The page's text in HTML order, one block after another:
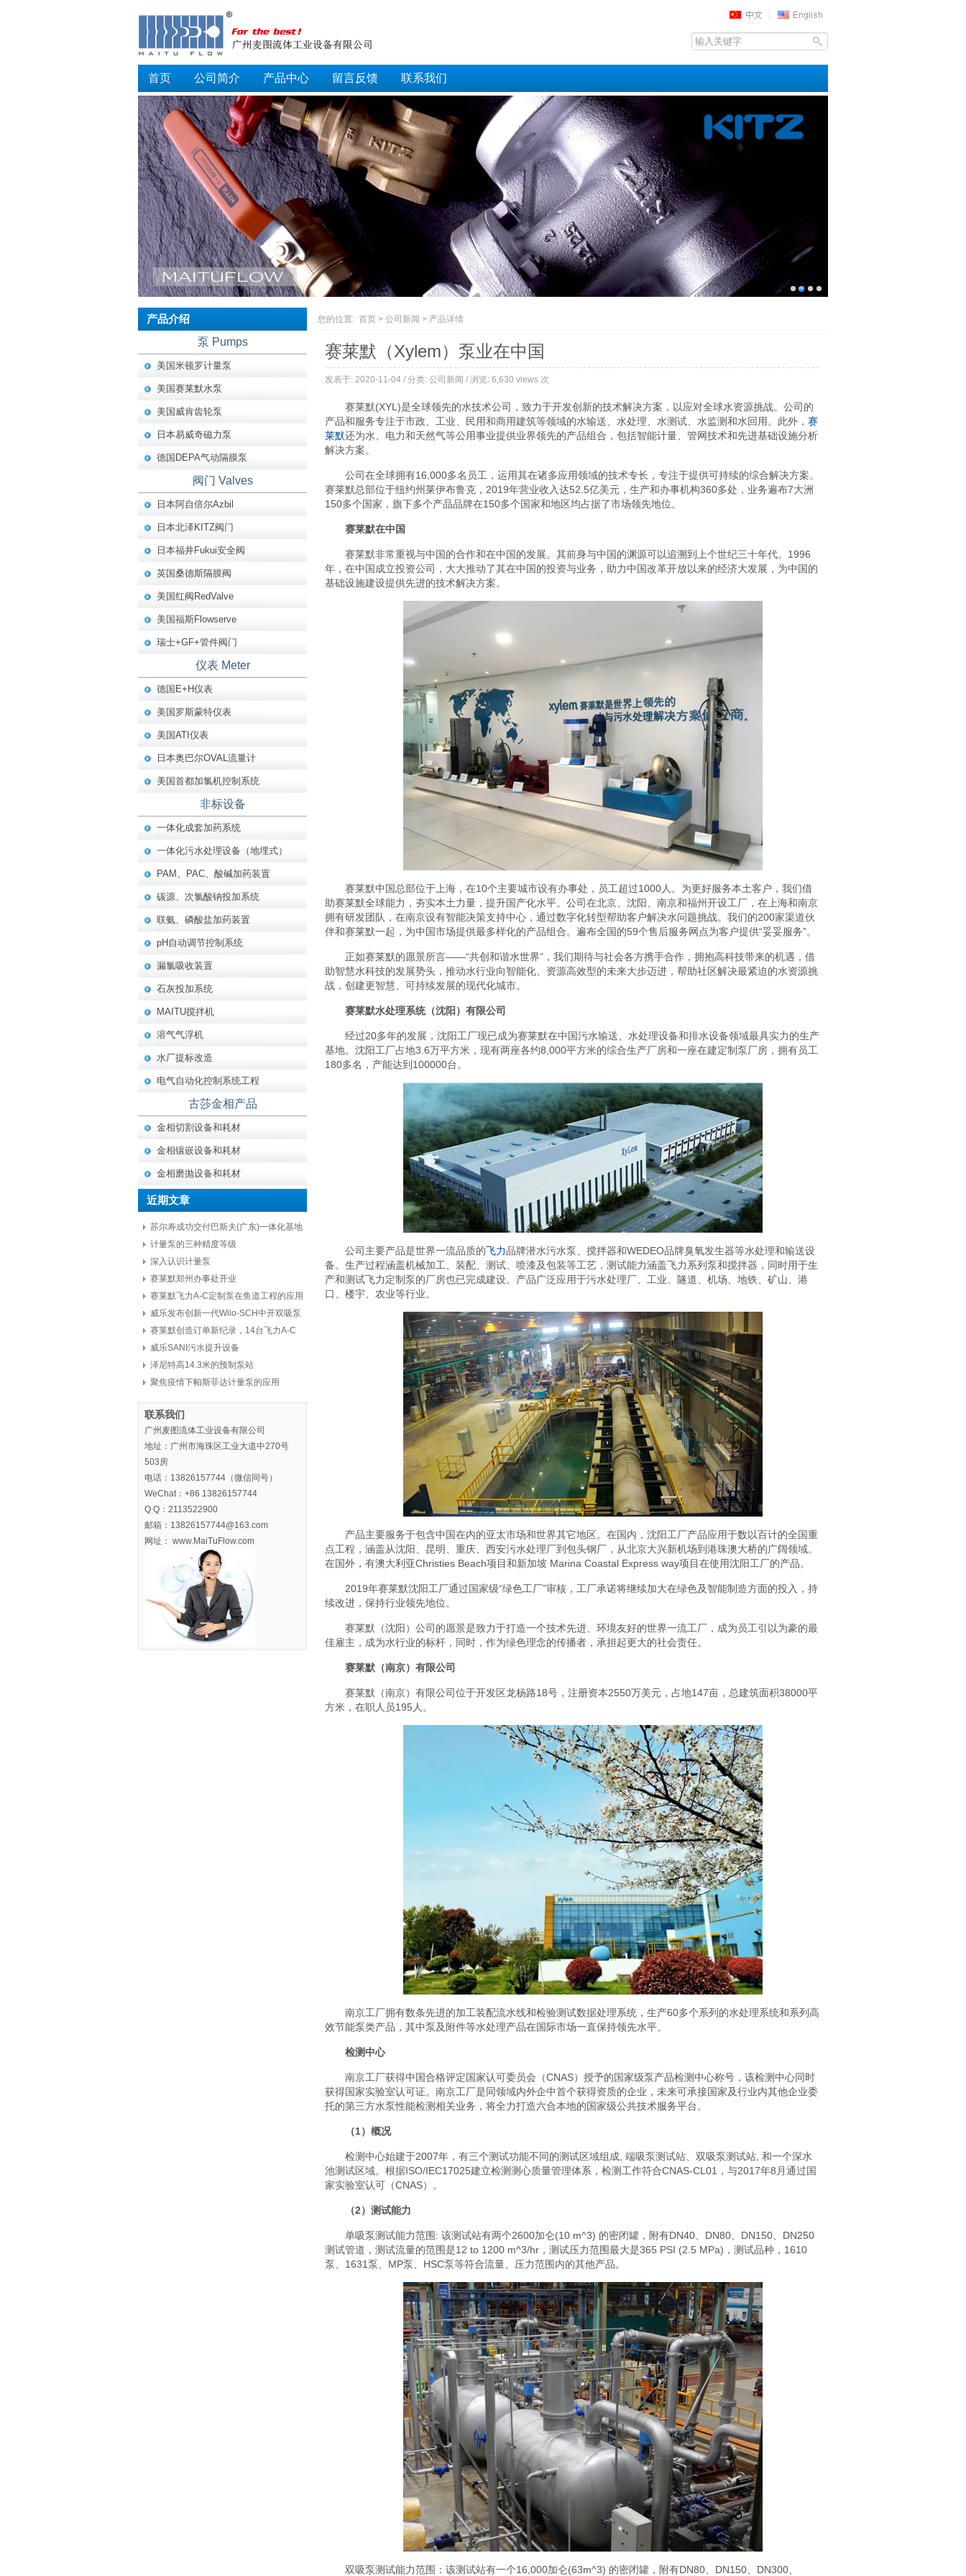
首页 公司简介 产品中心 留言反馈 联系我们
您的位置: 首页 > 公司新闻 > 产品详情
赛莱默（Xylem）泵业在中国
发表于: 2020-11-04 / 分类: 公司新闻 / 浏览: 6,630 views 次
赛莱默(XYL)是全球领先的水技术公司，致力于开发创新的技术解决方案，以应对全球水资源挑战。公司的
产品和服务专注于市政、工业、民用和商用建筑等领域的水输送、水处理、水测试、水监测和水回用。此外， 赛
莱默还为水、电力和天然气等公用事业提供业界领先的产品组合，包括智能计量、管网技术和先进基础设施分析
解决方案。
公司在全球拥有16,000多名员工，运用其在诸多应用领域的技术专长，专注于提供可持续的综合解决方案。
赛莱默总部位于纽约州莱伊布鲁克，2019年营业收入达52.5亿美元，生产和办事机构360多处，业务遍布7大洲
150多个国家，旗下多个产品品牌在150多个国家和地区均占据了市场领先地位。
赛莱默在中国
赛莱默非常重视与中国的合作和在中国的发展。其前身与中国的渊源可以追溯到上个世纪三十年代。1996
年，在中国成立投资公司，大大推动了其在中国的投资与业务，助力中国改革开放以来的经济大发展，为中国的
基础设施建设提供先进的技术解决方案。
赛莱默中国总部位于上海，在10个主要城市设有办事处，员工超过1000人。为更好服务本土客户，我们借
助赛莱默全球能力，夯实本土力量，提升国产化水平。公司在北京、沈阳、南京和福州开设工厂，在上海和南京
拥有研发团队，在南京设有智能决策支持中心，通过数字化转型帮助客户解决水问题挑战。我们的200家渠道伙
伴和赛莱默一起，为中国市场提供最多样化的产品组合。遍布全国的59个售后服务网点为客户提供“妥妥服务”。
正如赛莱默的愿景所言——“共创和谐水世界”，我们期待与社会各方携手合作，拥抱高科技带来的机遇，借
助智慧水科技的发展势头，推动水行业向智能化、资源高效型的未来大步迈进，帮助社区解决最紧迫的水资源挑
战，创建更智慧、可持续发展的现代化城市。
赛莱默水处理系统（沈阳）有限公司
经过20多年的发展，沈阳工厂现已成为赛莱默在中国污水输送、水处理设备和排水设备领域最具实力的生产
基地。沈阳工厂占地3.6万平方米，现有两座各约8,000平方米的综合生产厂房和一座在建定制泵厂房，拥有员工
180多名，产能达到100000台。
公司主要产品是世界一流品质的飞力品牌潜水污水泵、搅拌器和WEDEO品牌臭氧发生器等水处理和输送设
备。生产过程涵盖机械加工、装配、测试、喷漆及包装等工艺，测试能力涵盖飞力系列泵和搅拌器，同时用于生
产和测试飞力定制泵的厂房也已完成建设。产品广泛应用于污水处理厂、工业、隧道、机场、地铁、矿山、港
口、楼宇、农业等行业。
产品主要服务于包含中国在内的亚太市场和世界其它地区。在国内，沈阳工厂产品应用于数以百计的全国重
点工程，涵盖从沈阳、昆明、重庆、西安污水处理厂到包头钢厂，从北京大兴新机场到港珠澳大桥的广阔领域。
在国外，有澳大利亚Christies Beach项目和新加坡 Marina Coastal Express way项目在使用沈阳工厂的产品。
2019年赛莱默沈阳工厂通过国家级“绿色工厂”审核，工厂承诺将继续加大在绿色及智能制造方面的投入，持
续改进，保持行业领先地位。
赛莱默（沈阳）公司的愿景是致力于打造一个技术先进、环境友好的世界一流工厂，成为员工引以为豪的最
佳雇主，成为水行业的标杆，同时，作为绿色理念的传播者，承担起更大的社会责任。
赛莱默（南京）有限公司
赛莱默（南京）有限公司位于开发区龙杨路18号，注册资本2550万美元，占地147亩，总建筑面积38000平
方米，在职人员195人。
南京工厂拥有数条先进的加工装配流水线和检验测试数据处理系统，生产60多个系列的水处理系统和系列高
效节能泵类产品，其中泵及附件等水处理产品在国际市场一直保持领先水平。
检测中心
南京工厂获得中国合格评定国家认可委员会（CNAS）授予的国家级泵产品检测中心称号，该检测中心同时
获得国家实验室认可证。南京工厂是同领域内外企中首个获得资质的企业，未来可承接国家及行业内其他企业委
托的第三方水泵性能检测相关业务，将全力打造六合本地的国家级公共技术服务平台。
（1）概况
检测中心始建于2007年，有三个测试功能不同的测试区域组成, 端吸泵测试站、双吸泵测试站, 和一个深水
池测试区域。根据ISO/IEC17025建立检测测心质量管理体系，检测工作符合CNAS-CL01，与2017年8月通过国
家实验室认可（CNAS）。
（2）测试能力
单吸泵测试能力范围: 该测试站有两个2600加仑(10 m^3) 的密闭罐，附有DN40、DN80、DN150、DN250
测试管道，测试流量的范围是12 to 1200 m^3/hr，测试压力范围最大是365 PSI (2.5 MPa)，测试品种，1610
泵、1631泵、MP泵、HSC泵等符合流量、压力范围内的其他产品。
双吸泵测试能力范围：该测试站有一个16,000加仑(63m^3) 的密闭罐，附有DN80、DN150、DN300、
产品介绍
泵 Pumps
美国米顿罗计量泵
美国赛莱默水泵
美国威肯齿轮泵
日本易威奇磁力泵
德国DEPA气动隔膜泵
阀门 Valves
日本阿自倍尔Azbil
日本北泽KITZ阀门
日本福井Fukui安全阀
英国桑德斯隔膜阀
美国红阀RedValve
美国福斯Flowserve
瑞士+GF+管件阀门
仪表 Meter
德国E+H仪表
美国罗斯蒙特仪表
美国ATI仪表
日本奥巴尔OVAL流量计
美国首都加氯机控制系统
非标设备
一体化成套加药系统
一体化污水处理设备（地埋式）
PAM、PAC、酸碱加药装置
碳源、次氯酸钠投加系统
联氨、磷酸盐加药装置
pH自动调节控制系统
漏氯吸收装置
石灰投加系统
MAITU搅拌机
溶气气浮机
水厂提标改造
电气自动化控制系统工程
古莎金相产品
金相切割设备和耗材
金相镶嵌设备和耗材
金相磨抛设备和耗材
近期文章
苏尔寿成功交付巴斯夫(广东)一体化基地
项目核心设备
计量泵的三种精度等级
深入认识计量泵
赛莱默郑州办事处开业
赛莱默飞力A-C定制泵在鱼道工程的应用
威乐发布创新一代Wilo-SCH中开双吸泵
赛莱默创造订单新纪录，14台飞力A-C
定制泵，8亿元
威乐SANI污水提升设备
泽尼特高14.3米的预制泵站
聚焦疫情下帕斯菲达计量泵的应用
联系我们
广州麦图流体工业设备有限公司
地址：广州市海珠区工业大道中270号
503房
电话：13826157744（微信同号）
WeChat：+86 13826157744
Q Q：2113522900
邮箱：13826157744@163.com
网址： www.MaiTuFlow.com